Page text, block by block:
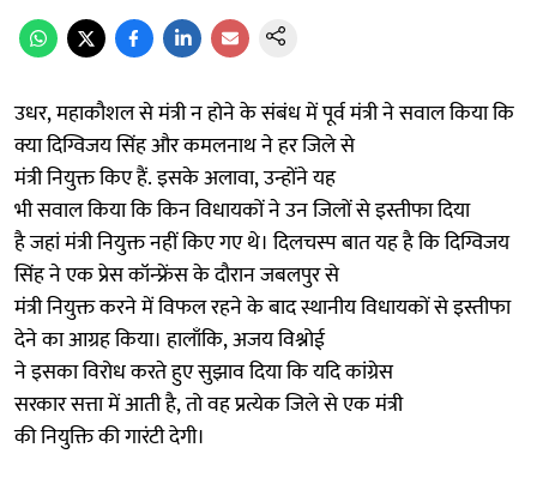
उधर, महाकौशल से मंत्री न होने के संबंध में पूर्व मंत्री ने सवाल किया कि
क्या दिग्विजय सिंह और कमलनाथ ने हर जिले से
मंत्री नियुक्त किए हैं. इसके अलावा, उन्होंने यह
भी सवाल किया कि किन विधायकों ने उन जिलों से इस्तीफा दिया
है जहां मंत्री नियुक्त नहीं किए गए थे। दिलचस्प बात यह है कि दिग्विजय
सिंह ने एक प्रेस कॉन्फ्रेंस के दौरान जबलपुर से
मंत्री नियुक्त करने में विफल रहने के बाद स्थानीय विधायकों से इस्तीफा
देने का आग्रह किया। हालाँकि, अजय विश्नोई
ने इसका विरोध करते हुए सुझाव दिया कि यदि कांग्रेस
सरकार सत्ता में आती है, तो वह प्रत्येक जिले से एक मंत्री
की नियुक्ति की गारंटी देगी।